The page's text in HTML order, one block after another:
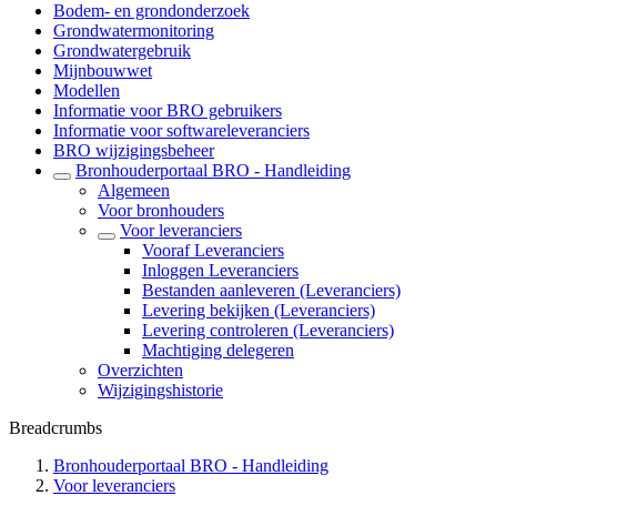
Bodem- en grondonderzoek
Grondwatermonitoring
Grondwatergebruik
Mijnbouwwet
Modellen
Informatie voor BRO gebruikers
Informatie voor softwareleveranciers
BRO wijzigingsbeheer
Bronhouderportaal BRO - Handleiding
Algemeen
Voor bronhouders
Voor leveranciers
Vooraf Leveranciers
Inloggen Leveranciers
Bestanden aanleveren (Leveranciers)
Levering bekijken (Leveranciers)
Levering controleren (Leveranciers)
Machtiging delegeren
Overzichten
Wijzigingshistorie
Breadcrumbs
Bronhouderportaal BRO - Handleiding
Voor leveranciers